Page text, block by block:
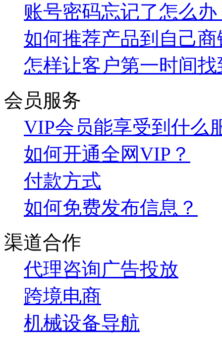
账号密码忘记了怎么办
如何推荐产品到自己
怎样让客户第一时间
会员服务
VIP会员能享受到什么
如何开通全网VIP？
付款方式
如何免费发布信息？
渠道合作
代理咨询广告投放
跨境电商
机械设备导航